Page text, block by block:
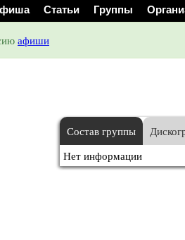
Статьи Группы
афиши
Состав группы
Нет информации